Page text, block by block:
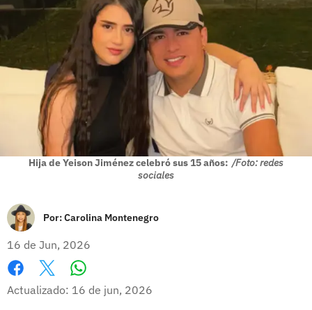
Hija de Yeison Jiménez celebró sus 15 años: /Foto: redes
sociales
Por:Carolina Montenegro
16 de Jun, 2026
Facebook
X
Actualizado: 16 de jun, 2026